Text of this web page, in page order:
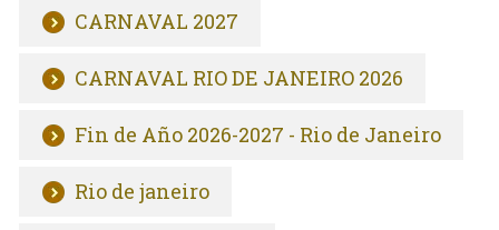
CARNAVAL 2027
CARNAVAL RIO DE JANEIRO 2026
Fin de Año 2026-2027 - Rio de Janeiro
Rio de janeiro